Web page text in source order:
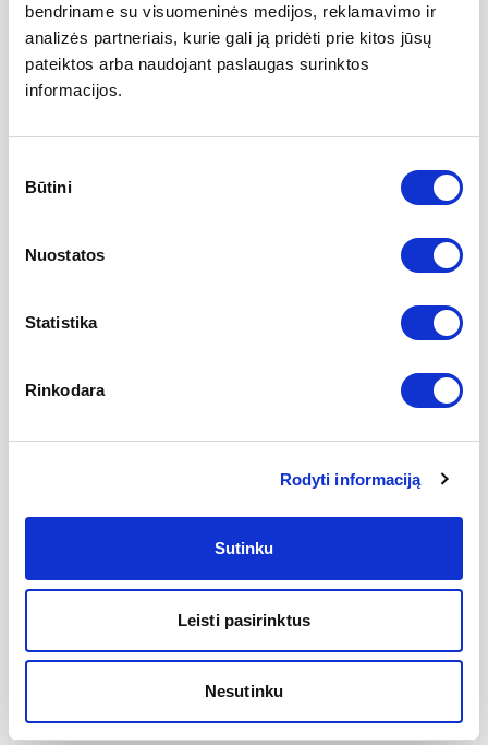
bendriname su visuomeninės medijos, reklamavimo ir
analizės partneriais, kurie gali ją pridėti prie kitos jūsų
pateiktos arba naudojant paslaugas surinktos
informacijos.
pasirinkimas
Būtini
Nuostatos
Statistika
Rinkodara
Rodyti informaciją
Sutinku
Leisti pasirinktus
Nesutinku
Kaina EUR Kaina GBP
Veido diagnostika
Veido valymas
Veido masažai
Rūgštinės procedūros veidui su NOON Aesthetic
Karboksi terapija veidui
Neinvazinės odos atjauninimo procedūros
Individualiai parinkta procedūra veidui nuo 89 EUR
NOON Aesthetics rūgštinė procedūra veidui
Karboksi terapija po plastinių veido operacijų 60
min.